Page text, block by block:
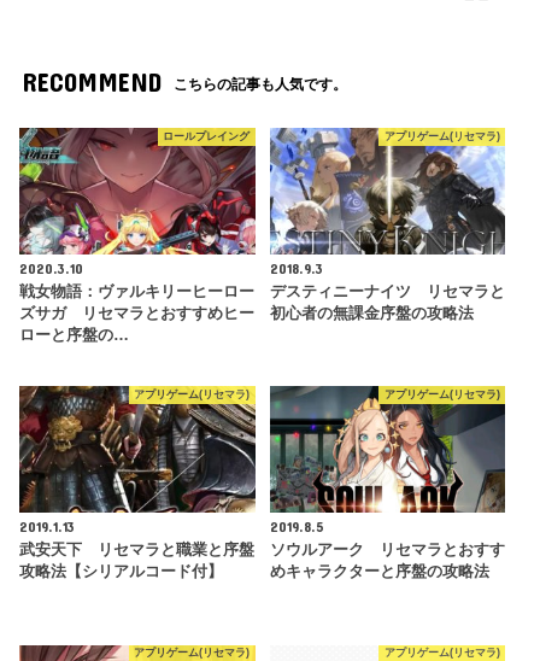
RECOMMEND こちらの記事も人気です。
ロールプレイング
2020.3.10
戦女物語：ヴァルキリーヒーロー
ズサガ リセマラとおすすめヒー
ローと序盤の…
アプリゲーム(リセマラ)
2018.9.3
デスティニーナイツ リセマラと
初心者の無課金序盤の攻略法
アプリゲーム(リセマラ)
2019.1.13
武安天下 リセマラと職業と序盤
攻略法【シリアルコード付】
アプリゲーム(リセマラ)
2019.8.5
ソウルアーク リセマラとおすす
めキャラクターと序盤の攻略法
アプリゲーム(リセマラ) アプリゲーム(リセマラ)